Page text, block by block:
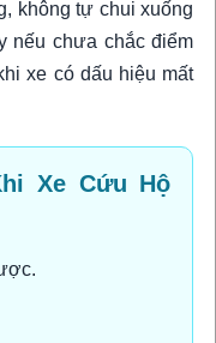
không tự chui xuống
nếu chưa chắc điểm
xe có dấu hiệu mất
Xe Cứu Hộ